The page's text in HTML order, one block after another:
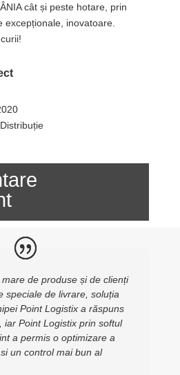
cât și peste hotare, prin
excepționale, inovatoare.
de produse și de clienți
speciale de livrare, soluția
Point Logistix a răspuns
iar Point Logistix prin softul
a permis o optimizare a
un control mai bun al